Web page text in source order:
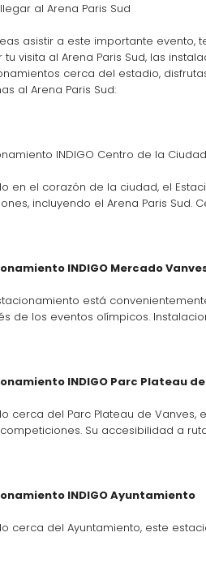
de Vanves
de Gaulle, 92240 Malakoff
accesible A la carta
Montparnasse
Falguière, 75015 Paris
al Arena Paris Sud
asistir a este importante
tu visita al Arena Paris Sud, las
cerca del estadio,
al Arena Paris Sud:
INDIGO Centro de la Ciudad
en el corazón de la ciudad, el
incluyendo el Arena Paris
INDIGO Mercado
está
de los eventos olímpicos.
INDIGO Parc Plateau
cerca del Parc Plateau de
Su accesibilidad a
INDIGO Ayuntamiento
cerca del Ayuntamiento, este